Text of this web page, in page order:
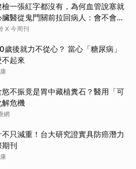
檢一張紅字都沒有，為何血管說塞就
醫從鬼門關前拉回病人：會不會心
對數字
X 今周刊
歲後就力不從心？ 當心「糖尿病」
起來
慾不振竟是胃中藏植糞石？醫用「可
解危機
網
只減重！台大研究證實具防癌潛力
刊